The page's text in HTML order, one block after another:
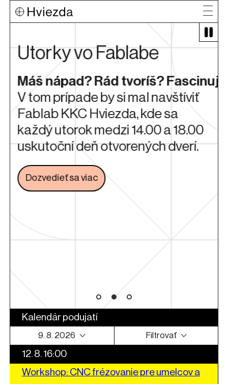
Utorky vo Fablabe
Máš nápad? Rád tvoríš?
V tom prípade by si mal navštíviť
Fablab KKC Hviezda, kde sa
každý utorok medzi 14.00 a 18.00
uskutoční deň otvorených dverí.
Dozvedieť sa viacOdkaz sa otvorí na novej karte
Kalendár podujatí
9. 8. 2026 Filtrovať
12. 8. 16:00
Workshop: CNC frézovanie pre umelcov a